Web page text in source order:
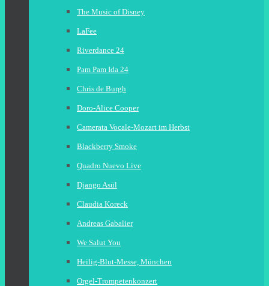
The Music of Disney
LaFee
Riverdance 24
Pam Pam Ida 24
Chris de Burgh
Doro-Alice Cooper
Camerata Vocale-Mozart im Herbst
Blackberry Smoke
Quadro Nuevo Live
Django Asül
Claudia Koreck
Andreas Gabalier
We Salut You
Heilig-Blut-Messe, München
Orgel-Trompetenkonzert